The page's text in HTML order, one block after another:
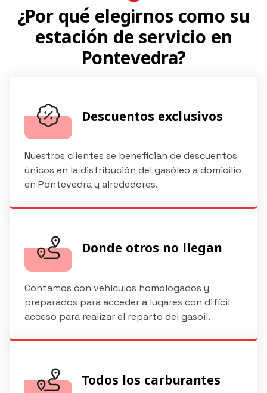
¿Por qué elegirnos como su
estación de servicio en
Pontevedra?
Descuentos exclusivos
Nuestros clientes se benefician de descuentos
únicos en la distribución del gasóleo a domicilio
en Pontevedra y alrededores.
Donde otros no llegan
Contamos con vehículos homologados y
preparados para acceder a lugares con difícil
acceso para realizar el reparto del gasoil.
Todos los carburantes